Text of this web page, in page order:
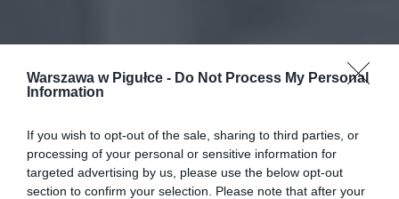
Warszawa w Pigułce - Do Not Process My Personal
Information
If you wish to opt-out of the sale, sharing to third parties, or
processing of your personal or sensitive information for
targeted advertising by us, please use the below opt-out
section to confirm your selection. Please note that after your